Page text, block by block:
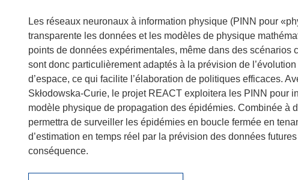
Les réseaux neuronaux à information physique (PINN pour
transparente les données et les modèles de physique
points de données expérimentales, même dans des scénarios
sont donc particulièrement adaptés à la prévision de
d’espace, ce qui facilite l’élaboration de politiques efficaces.
Skłodowska-Curie, le projet REACT exploitera les PINN pour
modèle physique de propagation des épidémies. Combinée à
permettra de surveiller les épidémies en boucle fermée en
d’estimation en temps réel par la prévision des données
conséquence.